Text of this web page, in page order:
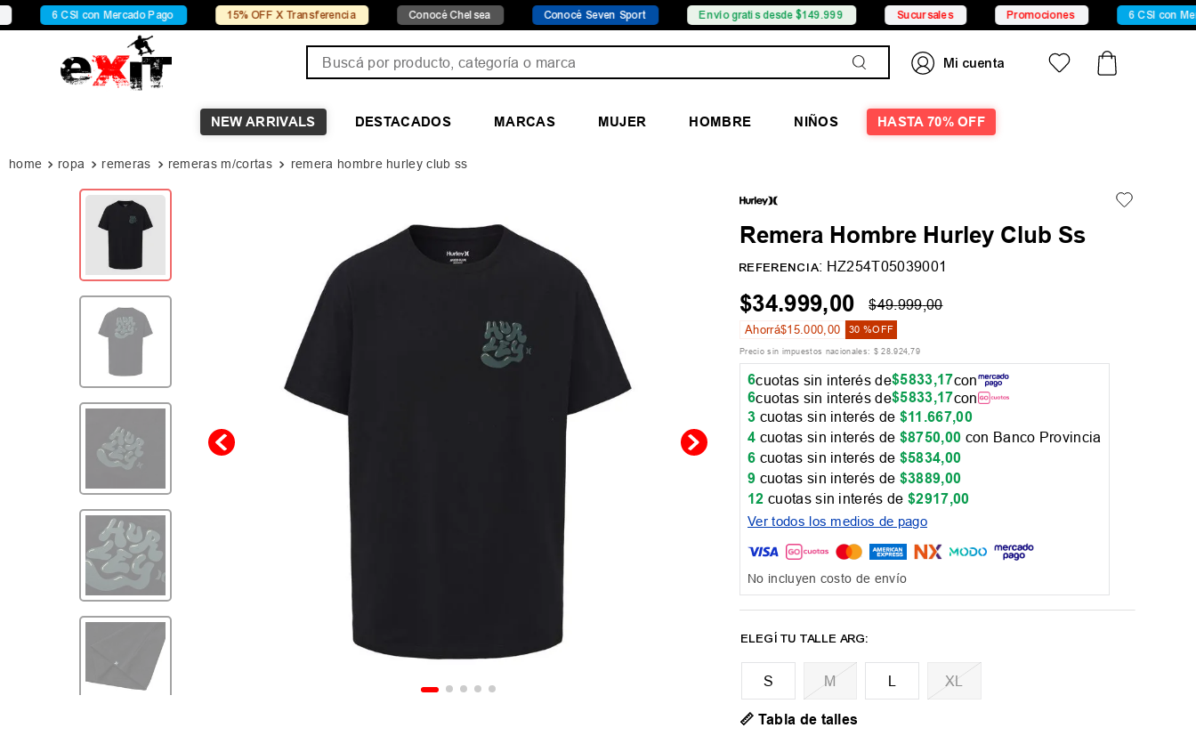
con Mercado Pago 15% OFF X Transferencia Conocé Chelsea Conocé Seven Sport Envío gratis desde $149.999 Sucursales Promociones 6 CSI con Mercado Pago
NEW ARRIVALS DESTACADOS MARCAS MUJER HOMBRE NIÑOS HASTA 70% OFF
ropa remeras remeras m/cortas remera hombre hurley club ss
Remera Hombre Hurley Club Ss
REFERENCIA: HZ254T05039001
$34.999,00 $49.999,00
Ahorrá$15.000,00 30 %OFF
Precio sin impuestos nacionales: $ 28.924,79
6cuotas sin interés de$5833,17con
6cuotas sin interés de$5833,17con
3 cuotas sin interés de $11 .667,00
4 cuotas sin interés de $8750,00 con Banco Provincia
6 cuotas sin interés de $5834,00
9 cuotas sin interés de $3889,00
12 cuotas sin interés de$2917,00
Ver todos los medios de pago
No incluyen costo de envío
M L XL
📏 Tabla de talles